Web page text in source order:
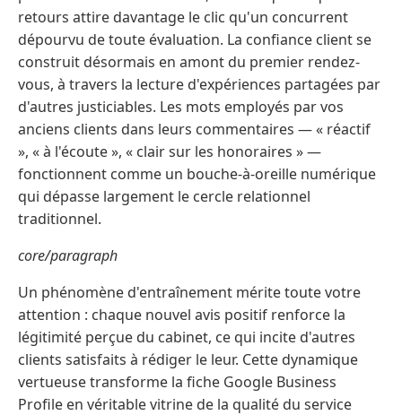
retours attire davantage le clic qu'un concurrent
dépourvu de toute évaluation. La confiance client se
construit désormais en amont du premier rendez-
vous, à travers la lecture d'expériences partagées par
d'autres justiciables. Les mots employés par vos
anciens clients dans leurs commentaires — « réactif
», « à l'écoute », « clair sur les honoraires » —
fonctionnent comme un bouche-à-oreille numérique
qui dépasse largement le cercle relationnel
traditionnel.
core/paragraph
Un phénomène d'entraînement mérite toute votre
attention : chaque nouvel avis positif renforce la
légitimité perçue du cabinet, ce qui incite d'autres
clients satisfaits à rédiger le leur. Cette dynamique
vertueuse transforme la fiche Google Business
Profile en véritable vitrine de la qualité du service